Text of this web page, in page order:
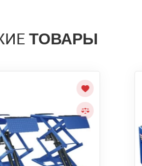
ТОВАРЫ